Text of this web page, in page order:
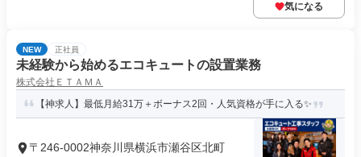
気になる
NEW 正社員
未経験から始めるエコキュートの設置業務
株式会社ＥＴＡＭＡ
【神求人】最低月給31万＋ボーナス2回・人気資格が手に入る✨
〒246-0002神奈川県横浜市瀬谷区北町